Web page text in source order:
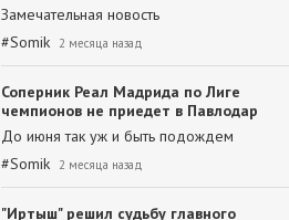
Замечательная новость
#Somik 2 месяца назад
Соперник Реал Мадрида по Лиге
чемпионов не приедет в Павлодар
До июня так уж и быть подождем
#Somik 2 месяца назад
"Иртыш" решил судьбу главного